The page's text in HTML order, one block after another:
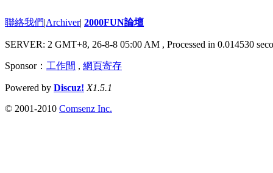
聯絡我們|Archiver| 2000FUN論壇
SERVER: 2 GMT+8, 26-8-8 05:00 AM , Processed in 0.014530
Sponsor： 工作間 , 網頁寄存
Powered by Discuz! X1.5.1
© 2001-2010 Comsenz Inc.